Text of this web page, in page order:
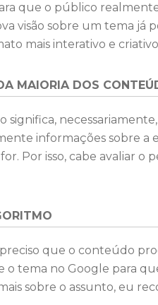
que o público
visão sobre um tema já
mais interativo e
MAIORIA DOS
significa,
informações sobre
Por isso, cabe avaliar o
que o conteúdo
tema no Google para
sobre o assunto, eu